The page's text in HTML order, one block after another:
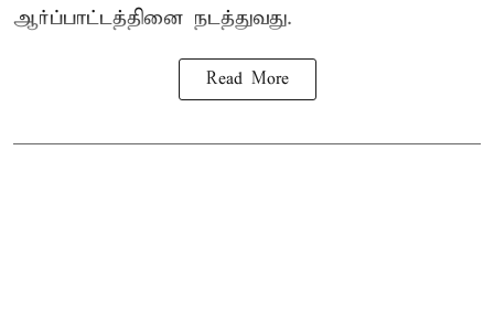
ஆர்ப்பாட்டத்தினை நடத்துவது.
Read More